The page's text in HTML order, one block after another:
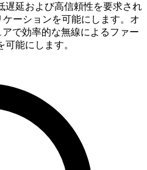
遅延および高信頼性を要求され
ーションを可能にします。オ
で効率的な無線によるファー
能にします。